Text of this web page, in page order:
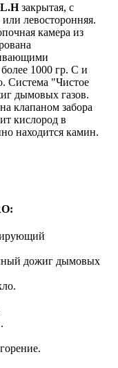
закрытая, с
левосторонняя.
камера из
1000 гр. С и
Система "Чистое
дымовых газов.
клапаном забора
кислород в
находится камин.
дожиг дымовых